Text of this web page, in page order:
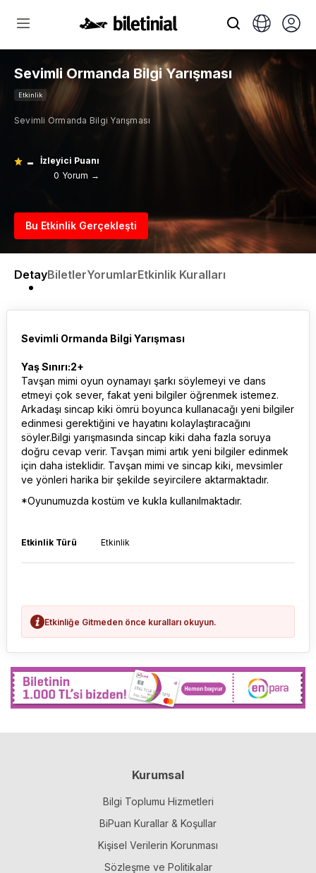
Sevimli Ormanda Bilgi Yarışması
Etkinlik
Sevimli Ormanda Bilgi Yarışması
-
İzleyici Puanı
0 Yorum →
Bu Etkinlik Gerçekleşti
DetayBiletlerYorumlarEtkinlik Kuralları
Sevimli Ormanda Bilgi Yarışması
Yaş Sınırı:2+
Tavşan mimi oyun oynamayı şarkı söylemeyi ve dans
etmeyi çok sever, fakat yeni bilgiler öğrenmek istemez.
Arkadaşı sincap kiki ömrü boyunca kullanacağı yeni bilgiler
edinmesi gerektiğini ve hayatını kolaylaştıracağını
söyler.Bilgi yarışmasında sincap kiki daha fazla soruya
doğru cevap verir. Tavşan mimi artık yeni bilgiler edinmek
için daha isteklidir. Tavşan mimi ve sincap kiki, mevsimler
ve yönleri harika bir şekilde seyircilere aktarmaktadır.
*Oyunumuzda kostüm ve kukla kullanılmaktadır.
Etkinlik Türü Etkinlik
Etkinliğe Gitmeden önce kuralları okuyun.
Kurumsal
Bilgi Toplumu Hizmetleri
BiPuan Kurallar & Koşullar
Kişisel Verilerin Korunması
Sözleşme ve Politikalar